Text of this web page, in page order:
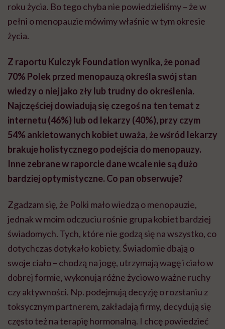
roku życia. Bo tego chyba nie powiedzieliśmy – że w
pełni o menopauzie mówimy właśnie w tym okresie
życia.
Z raportu Kulczyk Foundation wynika, że ponad
70% Polek przed menopauzą określa swój stan
wiedzy o niej jako zły lub trudny do określenia.
Najczęściej dowiadują się czegoś na ten temat z
internetu (46%) lub od lekarzy (40%), przy czym
54% ankietowanych kobiet uważa, że wśród lekarzy
brakuje holistycznego podejścia do menopauzy.
Inne zebrane w raporcie dane wcale nie są dużo
bardziej optymistyczne. Co pan obserwuje?
Zgadzam się, że Polki mało wiedzą o menopauzie,
jednak w moim odczuciu rośnie grupa kobiet bardziej
świadomych. Tych, które nie godzą się na wszystko, co
dotychczas dotykało kobiety. Świadomie dbają o
swoje ciało – chodzą na jogę, utrzymają wagę i ciało w
dobrej formie, wykonują różne życiowo ważne ruchy
czy aktywności. Np. podejmują decyzję o rozstaniu z
toksycznym partnerem, zakładają firmy, decydują się
często też na terapię hormonalną. I chcę powiedzieć